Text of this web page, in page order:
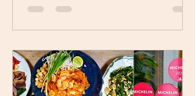
有晚上营业，所以大方一直没机会来报